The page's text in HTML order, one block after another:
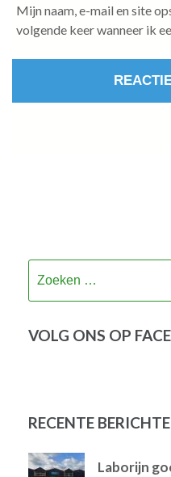
Mijn naam, e-mail en site
volgende keer wanneer ik
VOLG ONS OP
RECENTE
Laborijn